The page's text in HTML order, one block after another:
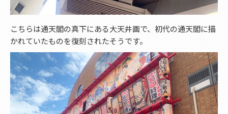
こちらは通天閣の真下にある大天井画で、初代の通天閣に描
かれていたものを復刻されたそうです。